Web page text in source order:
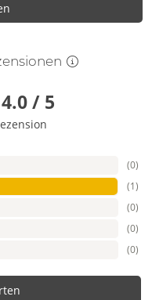
4.0 / 5
(0)
(1)
(0)
(0)
(0)